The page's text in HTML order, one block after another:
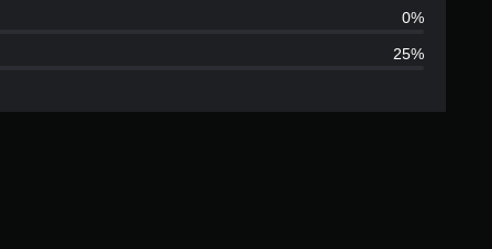
為
4
顆
0%
25%